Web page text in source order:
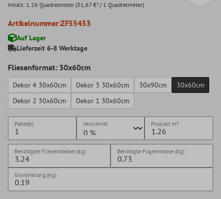
Inhalt: 1.26 Quadratmeter (31,67 €* / 1 Quadratmeter)
Artikelnummer:ZF55453
Auf Lager
Lieferzeit 6-8 Werktage
Fliesenformat: 30x60cm
Dekor 4 30x60cm Dekor 3 30x60cm 30x90cm
30x60cm
Dekor 2 30x60cm
Dekor 1 30x60cm
Paket(e) Verschnitt Produkt m²
Benötigter Fliesenkleber (kg) Benötigte Fugenmasse (kg)
Grundierung (kg)